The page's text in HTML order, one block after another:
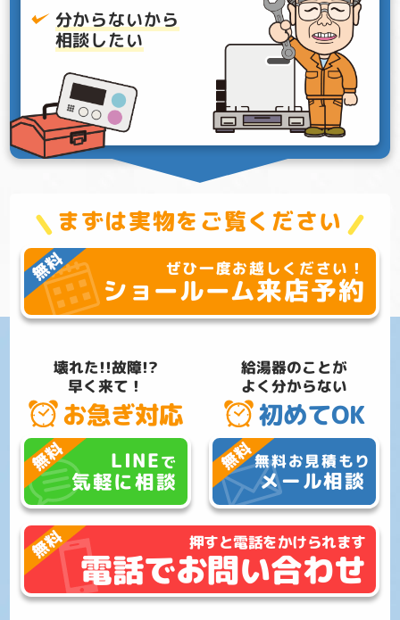
分からないから
相談したい
まずは実物をご覧ください
壊れた!!故障!?
早く来て！
お急ぎ対応
LINEで
気軽に相談
給湯器のことが
よく分からない
初めてOK
無料お見積もり
メール相談
ぜひ一度お越しください！
ショールーム来店予約
押すと電話をかけられます
電話でお問い合わせ